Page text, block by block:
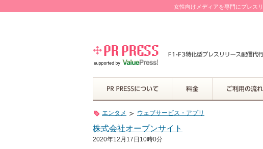
女性向けメディアを専門にプレス
エンタメ ウェブサービス・アプリ
株式会社オープンサイト
2020年12月17日10時0分